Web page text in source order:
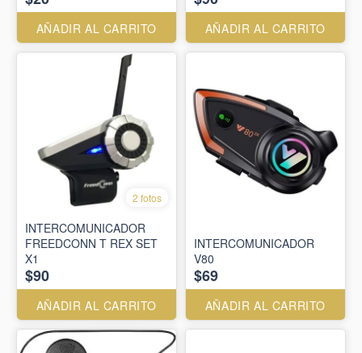
AÑADIR AL CARRITO AÑADIR AL CARRITO
2 fotos
INTERCOMUNICADOR
FREEDCONN T REX SET
X1
$90
AÑADIR AL CARRITO
INTERCOMUNICADOR
V80
$69
AÑADIR AL CARRITO